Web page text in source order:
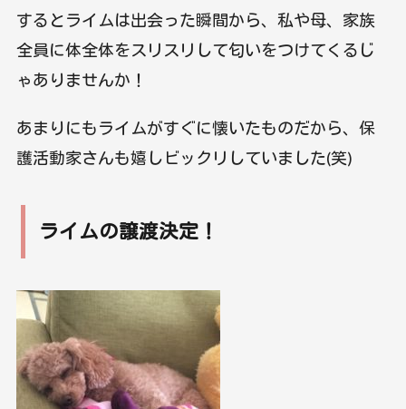
するとライムは出会った瞬間から、私や母、家族
全員に体全体をスリスリして匂いをつけてくるじ
ゃありませんか！
あまりにもライムがすぐに懐いたものだから、保
護活動家さんも嬉しビックリしていました(笑)
ライムの譲渡決定！